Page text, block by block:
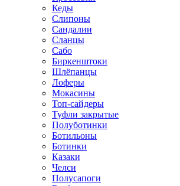
Кеды
Слипоны
Сандалии
Сланцы
Сабо
Биркенштоки
Шлёпанцы
Лоферы
Мокасины
Топ-сайдеры
Туфли закрытые
Полуботинки
Ботильоны
Ботинки
Казаки
Челси
Полусапоги